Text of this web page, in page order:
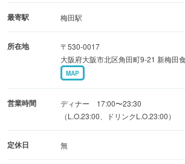
ヤミツキ間違いなし！
「徳島名物フィッシュカツ」も人気上昇
最寄駅 梅田駅
所在地
〒530-0017
大阪府大阪市北区角田町9-21 新梅田
MAP
営業時間
ディナー 17:00〜23:30
（L.O.23:00、ドリンクL.O.23:00）
定休日 無